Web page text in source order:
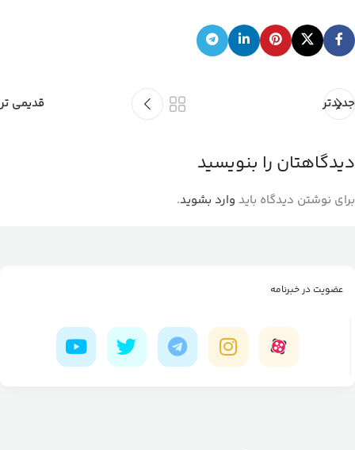
جدیدتر قدیمی تر
دیدگاهتان را بنویسید
برای نوشتن دیدگاه باید وارد بشوید.
عضویت در خبرنامه